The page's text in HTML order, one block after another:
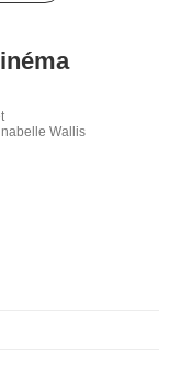
Wallis